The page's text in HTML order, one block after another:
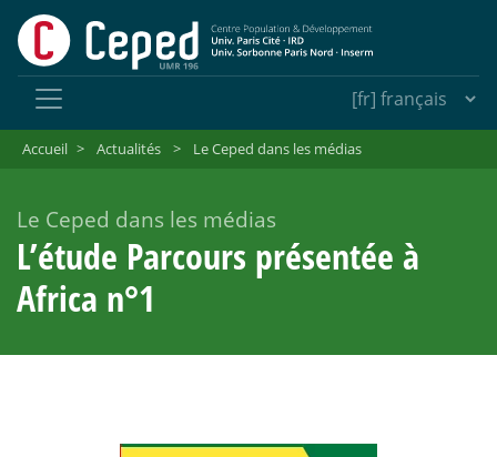
Accueil > Actualités > Le Ceped dans les médias
Le Ceped dans les médias
L’étude Parcours présentée à
Africa n°1